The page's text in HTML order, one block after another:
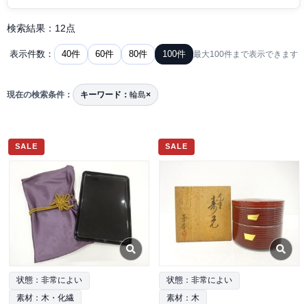
検索結果：12点
表示件数： 40件 60件 80件 100件 最大100件まで表示できます
現在の検索条件： キーワード： 輪島×
SALE
状態：非常によい
素材：木・化繊
SALE
状態：非常によい
素材：木